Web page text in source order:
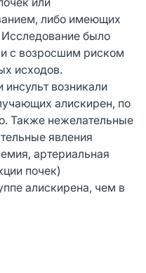
либо имеющих
Исследование было
с возросшим риском
исходов.
возникали
алискирен, по
Также нежелательные
явления
артериальная
почек)
алискирена, чем в